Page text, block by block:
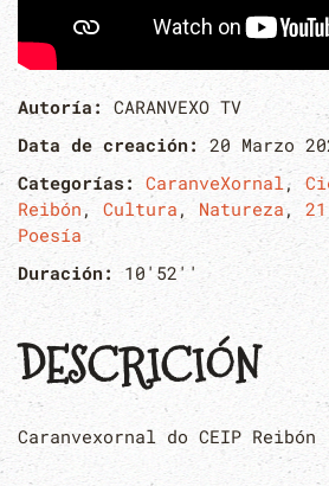
Autoría: CARANVEXO TV
Data de creación:20 Marzo
Categorías: CaranveXornal,
Reibón , Cultura , Natureza,
Poesía
Duración:10'52''
DESCRICIÓN
Caranvexornal do CEIP Reibón